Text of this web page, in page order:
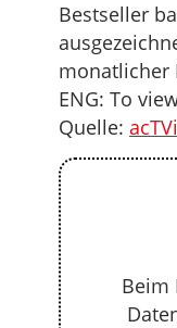
Bestseller
monatlicher
ENG: To
Quelle:
Beim